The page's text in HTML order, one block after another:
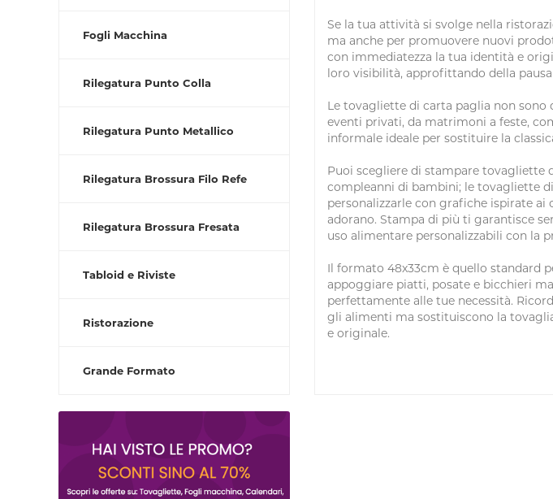
Fogli Macchina
Rilegatura Punto Colla
Rilegatura Punto Metallico
Rilegatura Brossura Filo Refe
Rilegatura Brossura Fresata
Tabloid e Riviste
Ristorazione
Grande Formato
Se la tua attività si svolge nella
ma anche per promuovere nuovi
con immediatezza la tua identità e
loro visibilità, approfittando della pausa
Le tovagliette di carta paglia non
eventi privati, da matrimoni a feste,
informale ideale per sostituire la
Puoi scegliere di stampare tovagliette
compleanni di bambini; le tovagliette
personalizzarle con grafiche ispirate
adorano. Stampa di più ti garantisce
uso alimentare personalizzabili con la
Il formato 48x33cm è quello standard
appoggiare piatti, posate e bicchieri
perfettamente alle tue necessità.
gli alimenti ma sostituiscono la
e originale.